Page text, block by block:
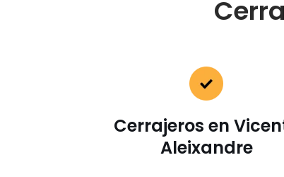
Cerrajeros en
Aleixandre